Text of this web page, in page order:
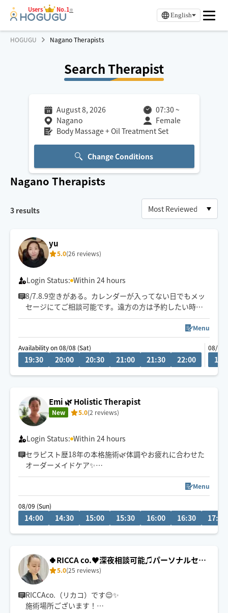
Users No.1※
English
HOGUGU Nagano Therapists
Search Therapist
August 8, 2026 07:30 ~
Nagano
Female
Body Massage + Oil Treatment Set
Change Conditions
Nagano Therapists
3 results
yu
5.0(26 reviews)
Login Status: Within 24 hours
8/7.8.9空きがある。カレンダーが入ってない日でもメッ
セージにてご相談可能です。遠方の方は予約したい時間
の3時間前に県内の方は2時間前にリクエストお願いしま
す。月によって活動エリアが異なりますので、あらかじめ
ご確認の上リクエストをお願いいたします。
施術中にスマートフォンを閲覧はご遠慮ください。
お客様の要望を聞きながら、最善に目指します。
Menu
Availability on 08/08 (Sat)
19:30 20:00 20:30 21:00 21:30 22:00
08/13
Emi 🌿 Holistic Therapist
New 5.0(2 reviews)
Login Status: Within 24 hours
セラピスト歴18年の本格施術🌿体調やお疲れに合わせた
オーダーメイドケア✨
高崎市・群馬県内、軽井沢エリアのホテル・別荘、ご自
宅、埼玉県、東京への出張致します🚘
男性おひとりさま、ご夫婦、ペアは3h〜大歓迎！
Menu
08/09 (Sun)
14:00 14:30 15:00 15:30 16:00 16:30 17:00
🍀RICCA co.♥️‬深夜相談可能♫パーソナルセラ
ピー🍀
5.0(25 reviews)
RICCAco.（リカコ）です😌✨
施術場所ございます！